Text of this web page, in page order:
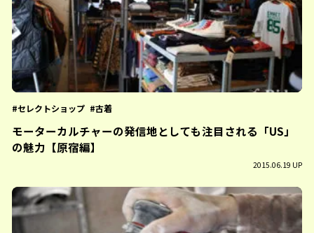
セレクトショップ 古着
モーターカルチャーの発信地としても注目される「US」
の魅力【原宿編】
2015.06.19 UP